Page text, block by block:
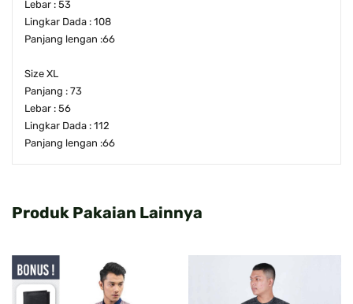
Lebar : 53
Lingkar Dada : 108
Panjang lengan :66
Size XL
Panjang : 73
Lebar : 56
Lingkar Dada : 112
Panjang lengan :66
Produk Pakaian Lainnya